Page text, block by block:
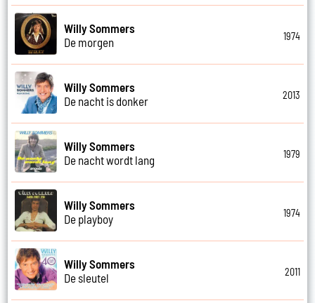
Willy Sommers
De morgen
1974
Willy Sommers
De nacht is donker
2013
Willy Sommers
De nacht wordt lang
1979
Willy Sommers
De playboy
1974
Willy Sommers
De sleutel
2011